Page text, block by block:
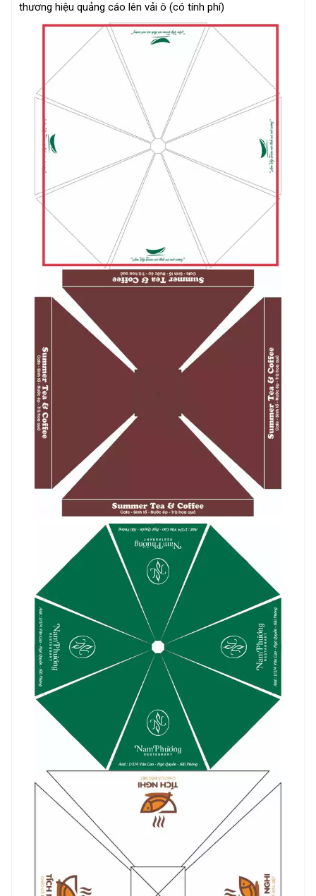
thương hiệu quảng cáo lên vải ô (có tính phí)